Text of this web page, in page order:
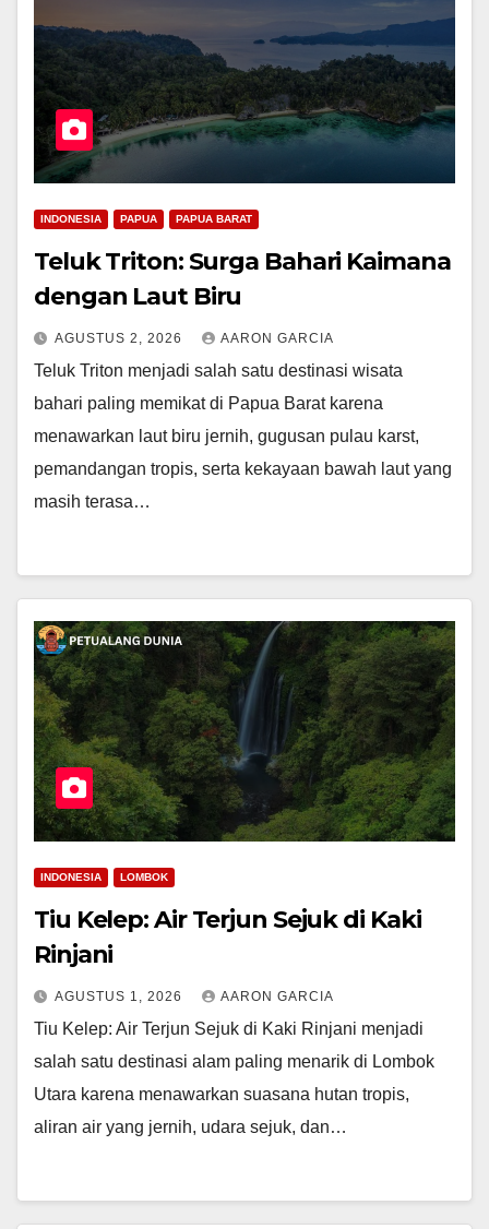
INDONESIA PAPUA PAPUA BARAT
Teluk Triton: Surga Bahari Kaimana
dengan Laut Biru
AGUSTUS 2, 2026 AARON GARCIA
Teluk Triton menjadi salah satu destinasi wisata
bahari paling memikat di Papua Barat karena
menawarkan laut biru jernih, gugusan pulau karst,
pemandangan tropis, serta kekayaan bawah laut yang
masih terasa…
INDONESIA LOMBOK
Tiu Kelep: Air Terjun Sejuk di Kaki
Rinjani
AGUSTUS 1, 2026 AARON GARCIA
Tiu Kelep: Air Terjun Sejuk di Kaki Rinjani menjadi
salah satu destinasi alam paling menarik di Lombok
Utara karena menawarkan suasana hutan tropis,
aliran air yang jernih, udara sejuk, dan…